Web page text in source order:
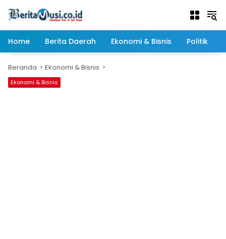
Home
Berita Daerah Ekonomi & Bisnis Politik
Beranda Ekonomi & Bisnis
Ekonomi & Bisnis